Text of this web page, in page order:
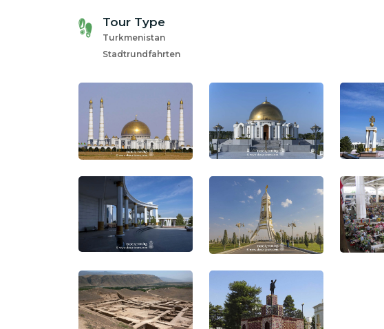
Tour Type
Turkmenistan
Stadtrundfahrten